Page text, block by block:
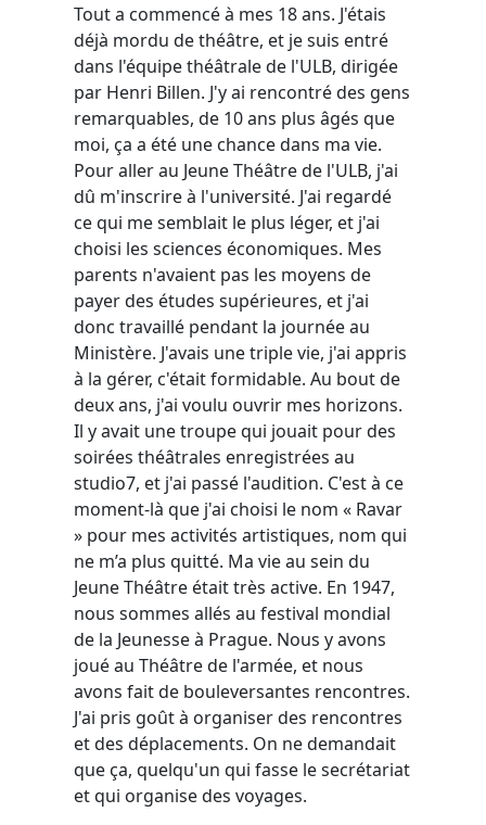
Tout a commencé à mes 18 ans. J'étais
déjà mordu de théâtre, et je suis entré
dans l'équipe théâtrale de l'ULB, dirigée
par Henri Billen. J'y ai rencontré des gens
remarquables, de 10 ans plus âgés que
moi, ça a été une chance dans ma vie.
Pour aller au Jeune Théâtre de l'ULB, j'ai
dû m'inscrire à l'université. J'ai regardé
ce qui me semblait le plus léger, et j'ai
choisi les sciences économiques. Mes
parents n'avaient pas les moyens de
payer des études supérieures, et j'ai
donc travaillé pendant la journée au
Ministère. J'avais une triple vie, j'ai appris
à la gérer, c'était formidable. Au bout de
deux ans, j'ai voulu ouvrir mes horizons.
Il y avait une troupe qui jouait pour des
soirées théâtrales enregistrées au
studio7, et j'ai passé l'audition. C'est à ce
moment-là que j'ai choisi le nom « Ravar
» pour mes activités artistiques, nom qui
ne m’a plus quitté. Ma vie au sein du
Jeune Théâtre était très active. En 1947,
nous sommes allés au festival mondial
de la Jeunesse à Prague. Nous y avons
joué au Théâtre de l'armée, et nous
avons fait de bouleversantes rencontres.
J'ai pris goût à organiser des rencontres
et des déplacements. On ne demandait
que ça, quelqu'un qui fasse le secrétariat
et qui organise des voyages.